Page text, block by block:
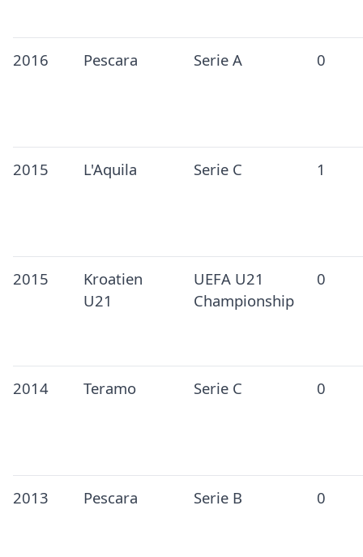
2016 Pescara Serie A 0
2015 L'Aquila Serie C 1
2015
Kroatien
U21
UEFA U21
Championship
0
2014 Teramo Serie C 0
2013 Pescara Serie B 0